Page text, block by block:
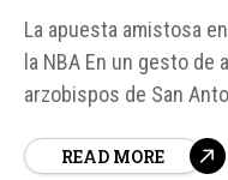
La apuesta amistosa
la NBA En un gesto de
arzobispos de San
hecho una apuesta
READ MORE